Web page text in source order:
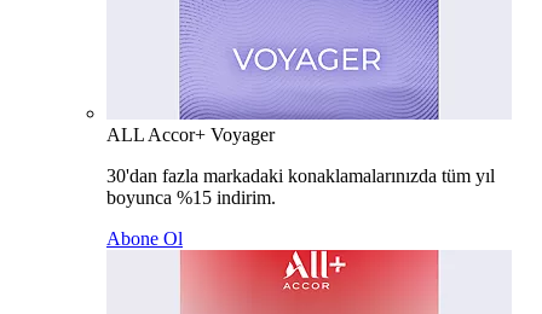
ALL Accor+ Voyager
30'dan fazla markadaki konaklamalarınızda tüm yıl
boyunca %15 indirim.
Abone Ol